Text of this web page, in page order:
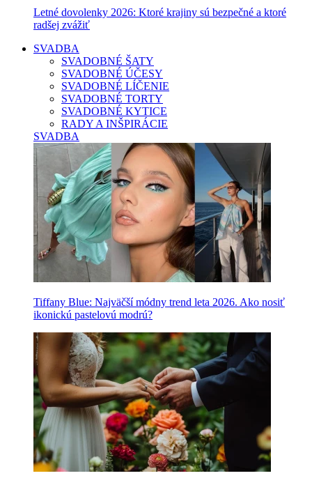
Letné dovolenky 2026: Ktoré krajiny sú bezpečné a ktoré
radšej zvážiť
SVADBA
SVADOBNÉ ŠATY
SVADOBNÉ ÚČESY
SVADOBNÉ LÍČENIE
SVADOBNÉ TORTY
SVADOBNÉ KYTICE
RADY A INŠPIRÁCIE
SVADBA
Tiffany Blue: Najväčší módny trend leta 2026. Ako nosiť
ikonickú pastelovú modrú?